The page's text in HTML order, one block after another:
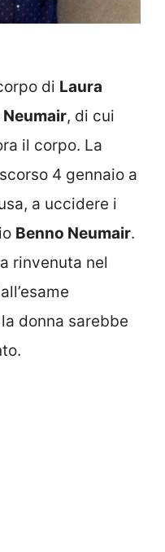
di Laura
Neumair, di cui
il corpo. La
4 gennaio a
a uccidere i
Benno Neumair.
rinvenuta nel
donna sarebbe